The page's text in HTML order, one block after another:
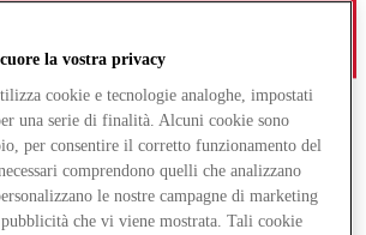
Outlet
la vostra privacy
cookie e tecnologie analoghe, impostati
una serie di finalità. Alcuni cookie sono
per consentire il corretto funzionamento del
comprendono quelli che analizzano
le nostre campagne di marketing
che vi viene mostrata. Tali cookie